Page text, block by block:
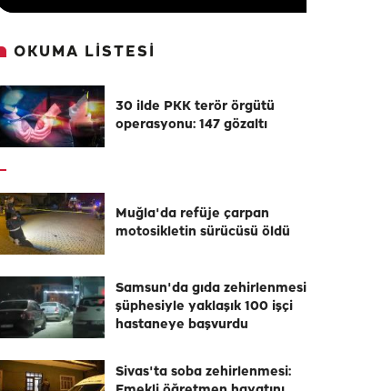
OKUMA LİSTESİ
30 ilde PKK terör örgütü
operasyonu: 147 gözaltı
Muğla'da refüje çarpan
motosikletin sürücüsü öldü
Samsun'da gıda zehirlenmesi
şüphesiyle yaklaşık 100 işçi
hastaneye başvurdu
Sivas'ta soba zehirlenmesi: